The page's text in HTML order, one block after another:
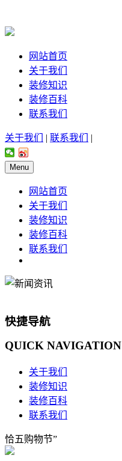
网站首页
关于我们
装修知识
装修百科
联系我们
关于我们 | 联系我们 |
Menu
网站首页
关于我们
装修知识
装修百科
联系我们
快捷导航
QUICK NAVIGATION
关于我们
装修知识
装修百科
联系我们
恰五购物节”